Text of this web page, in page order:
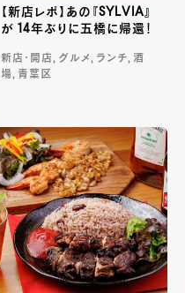
【新店レポ】あの『SYLVIA』
が 14年ぶりに五橋に帰還！
新店・開店, グルメ, ランチ, 酒
場, 青葉区